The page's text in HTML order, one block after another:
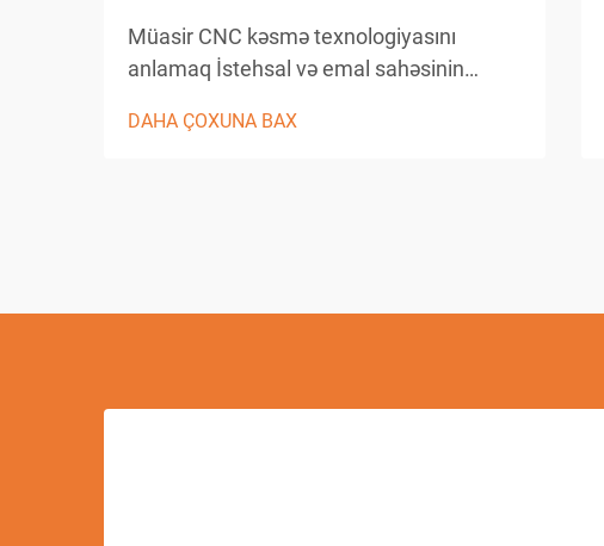
Müasir CNC kəsmə texnologiyasını
anlamaq İstehsal və emal sahəsinin
keçirib, bu da təchizatxanaların dəqiqlikli
DAHA ÇOXUNA BAX